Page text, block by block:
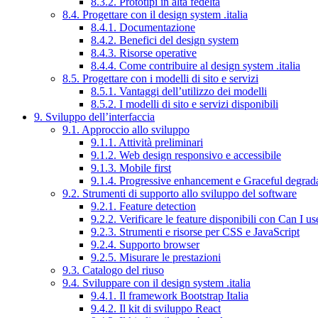
8.4. Progettare con il design system .italia
8.4.1. Documentazione
8.4.2. Benefici del design system
8.4.3. Risorse operative
8.4.4. Come contribuire al design system .italia
8.5. Progettare con i modelli di sito e servizi
8.5.1. Vantaggi dell’utilizzo dei modelli
8.5.2. I modelli di sito e servizi disponibili
9. Sviluppo dell’interfaccia
9.1. Approccio allo sviluppo
9.1.1. Attività preliminari
9.1.2. Web design responsivo e accessibile
9.1.3. Mobile first
9.1.4. Progressive enhancement e Graceful
9.2. Strumenti di supporto allo sviluppo del software
9.2.1. Feature detection
9.2.2. Verificare le feature disponibili con Can I
9.2.3. Strumenti e risorse per CSS e JavaScript
9.2.4. Supporto browser
9.2.5. Misurare le prestazioni
9.3. Catalogo del riuso
9.4. Sviluppare con il design system .italia
9.4.1. Il framework Bootstrap Italia
9.4.2. Il kit di sviluppo React